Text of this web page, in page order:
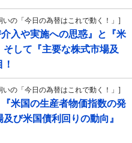
の「今日の為替はこれで動く！」]
入や実施への思惑』と『米
して『主要な株式市場及
の「今日の為替はこれで動く！」]
米国の生産者物価指数の発
び米国債利回りの動向』